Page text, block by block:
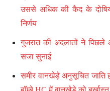
उससे अधिक की कैद के
निर्णय
गुजरात की अदलातों ने पिछले
सजा सुनाई
समीर वानखेड़े अनुसूचित जाति